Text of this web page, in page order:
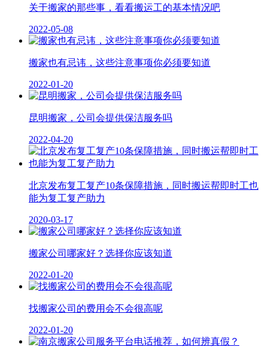
关于搬家的那些事，看看搬运工的基本情况吧
2022-05-08
搬家也有忌讳，这些注意事项你必须要知道
2022-01-20
昆明搬家，公司会提供保洁服务吗
2022-04-20
北京发布复工复产10条保障措施，同时搬运帮即时工也
能为复工复产助力
2020-03-17
搬家公司哪家好？选择你应该知道
2022-01-20
找搬家公司的费用会不会很高呢
2022-01-20